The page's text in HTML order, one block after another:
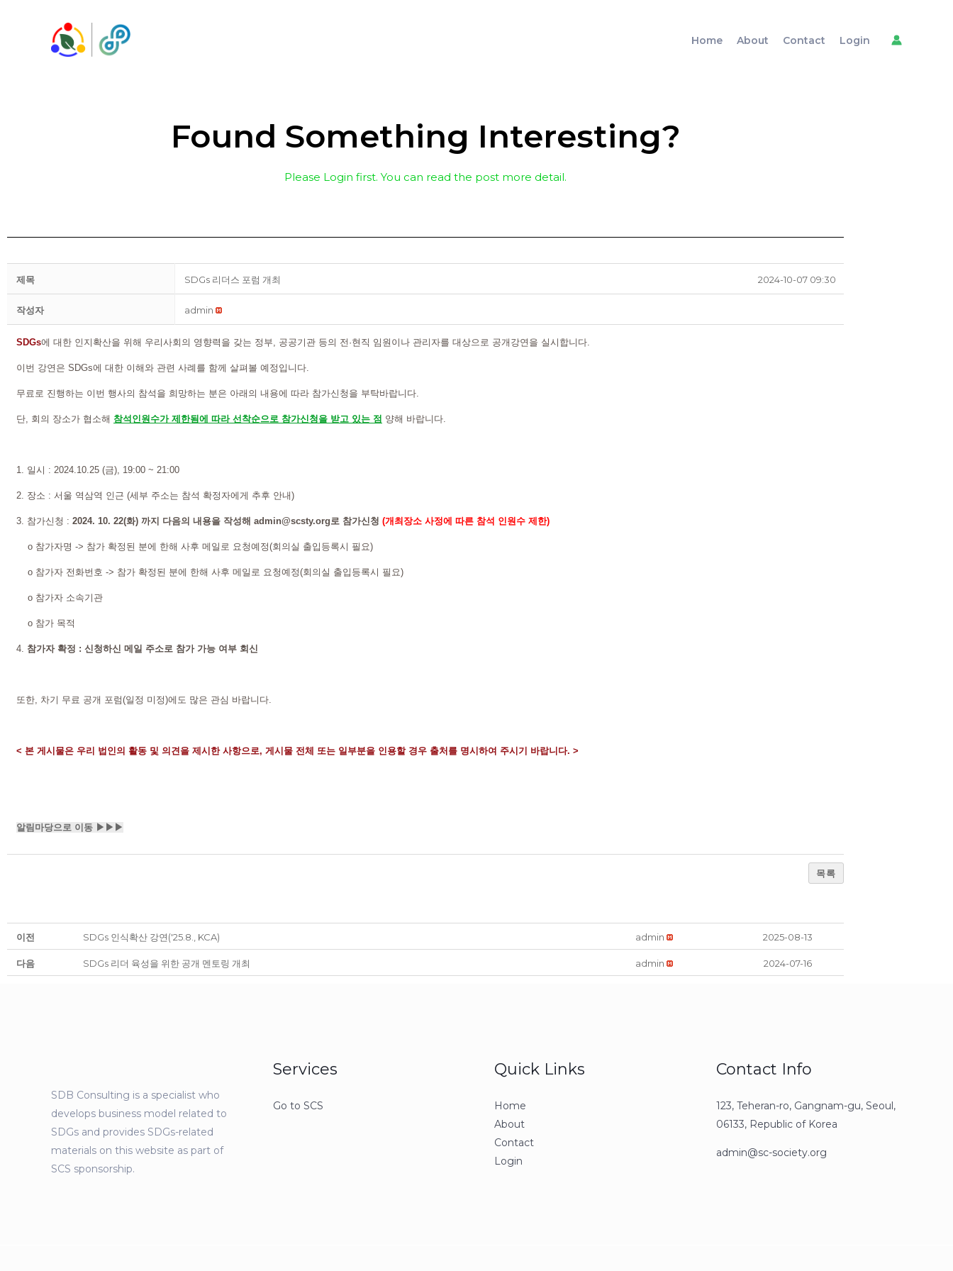
Home About Contact Login
Found Something Interesting?
Please Login first. You can read the post more detail.
제목 SDGs 리더스 포럼 개최 2024-10-07 09:30
작성자 admin
SDGs에 대한 인지확산을 위해 우리사회의 영향력을 갖는 정부, 공공기관 등의 전·현직 임원이나 관리자를 대상으로 공개강연을 실시합니다.
이번 강연은 SDGs에 대한 이해와 관련 사례를 함께 살펴볼 예정입니다.
무료로 진행하는 이번 행사의 참석을 희망하는 분은 아래의 내용에 따라 참가신청을 부탁바랍니다.
단, 회의 장소가 협소해 참석인원수가 제한됨에 따라 선착순으로 참가신청을 받고 있는 점 양해 바랍니다.
1. 일시 : 2024.10.25 (금), 19:00 ~ 21:00
2. 장소 : 서울 역삼역 인근 (세부 주소는 참석 확정자에게 추후 안내)
3. 참가신청 : 2024. 10. 22(화) 까지 다음의 내용을 작성해 admin@scsty.org로 참가신청 (개최장소 사정에 따른 참석 인원수 제한)
o 참가자명 -> 참가 확정된 분에 한해 사후 메일로 요청예정(회의실 출입등록시 필요)
o 참가자 전화번호 -> 참가 확정된 분에 한해 사후 메일로 요청예정(회의실 출입등록시 필요)
o 참가자 소속기관
o 참가 목적
4. 참가자 확정 : 신청하신 메일 주소로 참가 가능 여부 회신
또한, 차기 무료 공개 포럼(일정 미정)에도 많은 관심 바랍니다.
< 본 게시물은 우리 법인의 활동 및 의견을 제시한 사항으로, 게시물 전체 또는 일부분을 인용할 경우 출처를 명시하여 주시기 바랍니다. >
알림마당으로 이동 ▶▶▶
목록
이전 SDGs 인식확산 강연('25.8., KCA) admin 2025-08-13
다음 SDGs 리더 육성을 위한 공개 멘토링 개최 admin 2024-07-16
SDB Consulting is a specialist who
develops business model related to
SDGs and provides SDGs-related
materials on this website as part of
SCS sponsorship.
Services
Go to SCS
Quick Links
Home
About
Contact
Login
Contact Info
123, Teheran-ro, Gangnam-gu, Seoul,
06133, Republic of Korea
admin@sc-society.org